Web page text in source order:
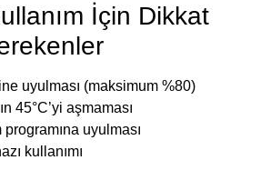
İçin Dikkat
uyulması (maksimum %80)
45°C’yi aşmaması
programına uyulması
kullanımı